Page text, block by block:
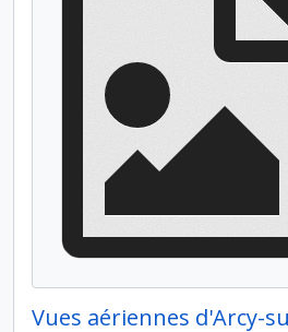
Vues aériennes d'Arcy-